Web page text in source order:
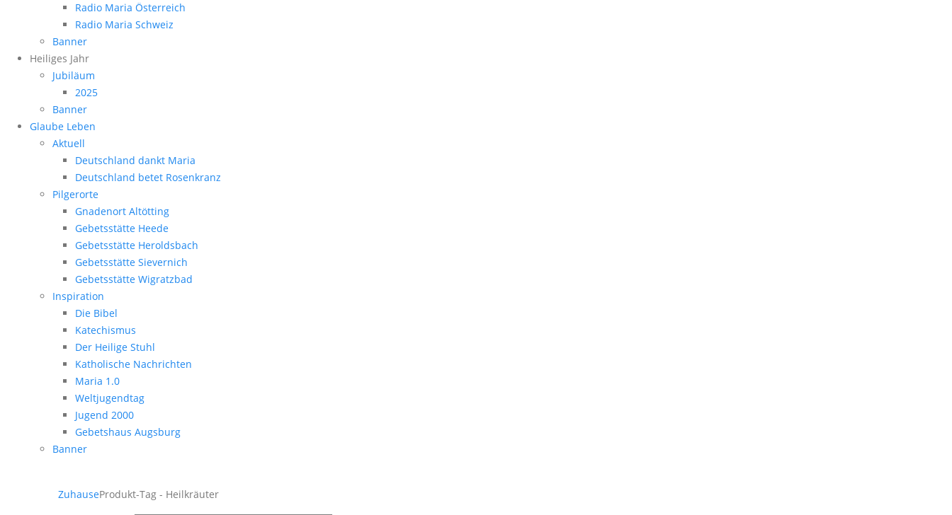
Radio Maria Österreich
Radio Maria Schweiz
Banner
Heiliges Jahr
Jubiläum
2025
Banner
Glaube Leben
Aktuell
Deutschland dankt Maria
Deutschland betet Rosenkranz
Pilgerorte
Gnadenort Altötting
Gebetsstätte Heede
Gebetsstätte Heroldsbach
Gebetsstätte Sievernich
Gebetsstätte Wigratzbad
Inspiration
Die Bibel
Katechismus
Der Heilige Stuhl
Katholische Nachrichten
Maria 1.0
Weltjugendtag
Jugend 2000
Gebetshaus Augsburg
Banner
ZuhauseProdukt-Tag - Heilkräuter